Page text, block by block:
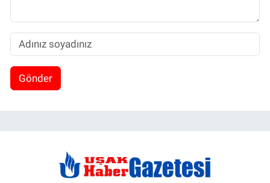
Gönder